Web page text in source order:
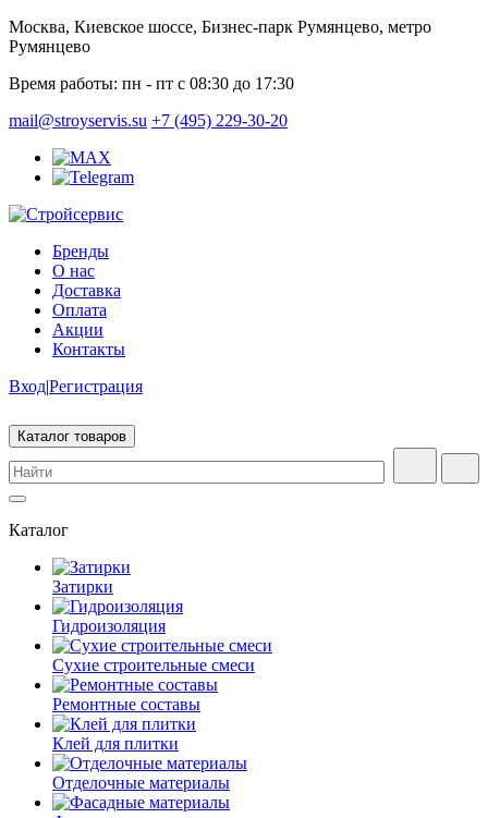
Москва, Киевское шоссе, Бизнес-парк Румянцево, метро
Румянцево
Время работы: пн - пт с 08:30 до 17:30
mail@stroyservis.su +7 (495) 229-30-20
Бренды
О нас
Доставка
Оплата
Акции
Контакты
Вход|Регистрация
Каталог товаров
Каталог
Затирки
Гидроизоляция
Сухие строительные смеси
Ремонтные составы
Клей для плитки
Отделочные материалы